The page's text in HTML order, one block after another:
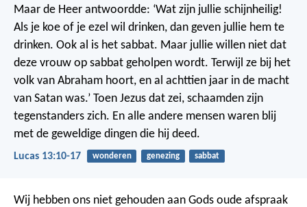
Maar de Heer antwoordde: ‘Wat zijn jullie schijnheilig!
Als je koe of je ezel wil drinken, dan geven jullie hem te
drinken. Ook al is het sabbat. Maar jullie willen niet dat
deze vrouw op sabbat geholpen wordt. Terwijl ze bij het
volk van Abraham hoort, en al achttien jaar in de macht
van Satan was.’ Toen Jezus dat zei, schaamden zijn
tegenstanders zich. En alle andere mensen waren blij
met de geweldige dingen die hij deed.
Lucas 13:10-17 wonderen genezing sabbat
Wij hebben ons niet gehouden aan Gods oude afspraak